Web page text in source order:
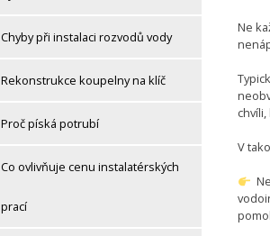
Chyby při instalaci rozvodů vody
Rekonstrukce koupelny na klíč
Proč píská potrubí
Co ovlivňuje cenu instalatérských
prací
Ne
V